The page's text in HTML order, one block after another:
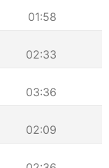
01:58
02:33
03:36
02:09